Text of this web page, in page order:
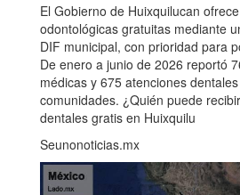
El Gobierno de Huixquilucan
odontológicas gratuitas mediante
DIF municipal, con prioridad para
De enero a junio de 2026 reportó
médicas y 675 atenciones
comunidades. ¿Quién puede
dentales gratis en Huixquilu
Seunonoticias.mx